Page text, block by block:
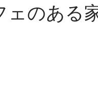
ェのある